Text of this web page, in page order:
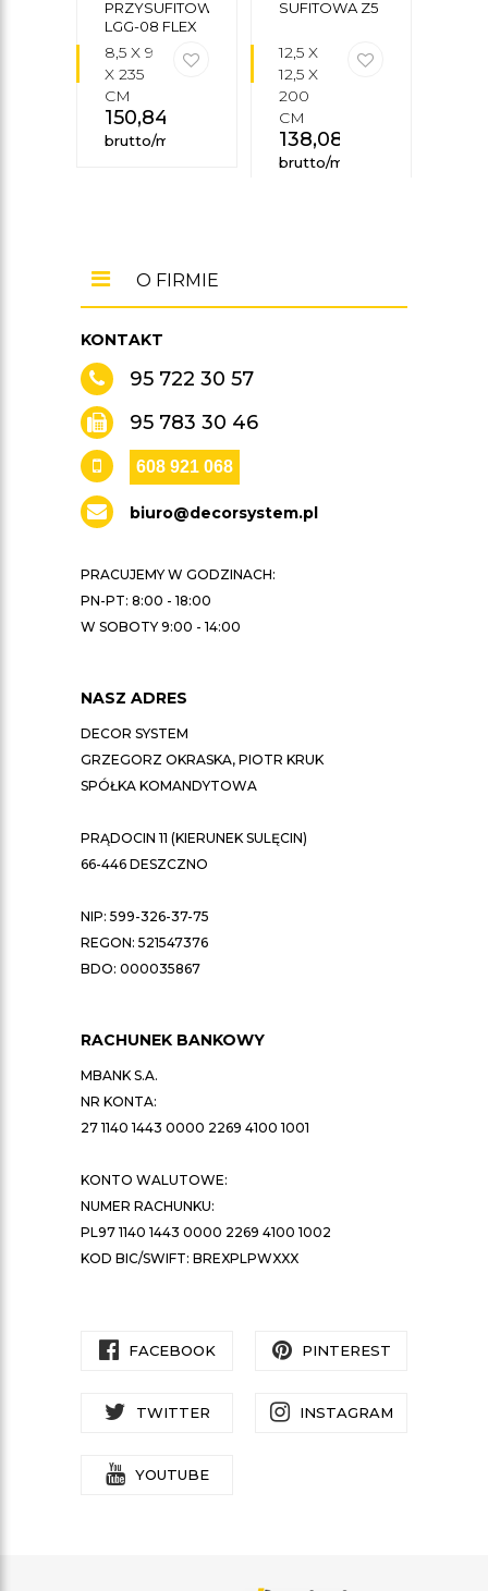
PRZYSUFITOWA
LGG-08 FLEX
8,5 X 9
X 235
CM
150,84
brutto/mb
SUFITOWA Z5
12,5 X
12,5 X
200
CM
138,08
brutto/mb
KONTAKT
95 722 30 57
95 783 30 46
608 921 068
biuro@decorsystem.pl
PRACUJEMY W GODZINACH:
PN-PT: 8:00 - 18:00
W SOBOTY 9:00 - 14:00
NASZ ADRES
DECOR SYSTEM
GRZEGORZ OKRASKA, PIOTR KRUK
SPÓŁKA KOMANDYTOWA
PRĄDOCIN 11 (KIERUNEK SULĘCIN)
66-446 DESZCZNO
NIP: 599-326-37-75
REGON: 521547376
BDO: 000035867
O FIRMIE
RACHUNEK BANKOWY
MBANK S.A.
NR KONTA:
27 1140 1443 0000 2269 4100 1001
KONTO WALUTOWE:
NUMER RACHUNKU:
PL97 1140 1443 0000 2269 4100 1002
KOD BIC/SWIFT: BREXPLPWXXX
FACEBOOK PINTEREST
TWITTER INSTAGRAM
YOUTUBE